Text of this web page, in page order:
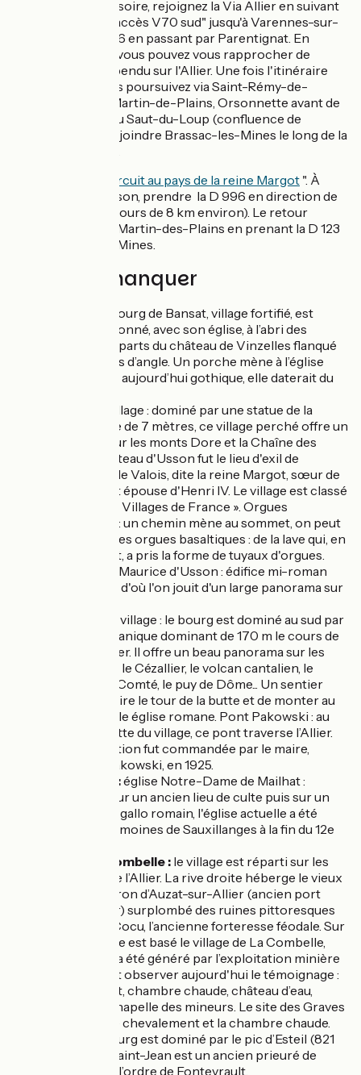
Si vous partez d'Issoire, rejoignez la Via Allier en suivant
la liaison balisée "accès V70 sud" jusqu'à Varennes-sur-
Usson par la D 996 en passant par Parentignat. En
traversant l'Allier vous pouvez vous rapprocher de
l'ancien pont suspendu sur l'Allier. Une fois l'itinéraire
vélo retrouvé vous poursuivez via Saint-Rémy-de-
Chargnat, Saint-Martin-de-Plains, Orsonnette avant de
traverser l'Allier au Saut-du-Loup (confluence de
l'Alagnon) pour rejoindre Brassac-les-Mines le long de la
Circuit au pays de la reine Margot ". À
Varennes-sur-Usson, prendre la D 996 en direction de
Parentignat (parcours de 8 km environ). Le retour
s’effectue à Saint-Martin-des-Plains en prenant la D 123
vers Brassac-les-Mines.
À ne pas manquer
le bourg de Bansat, village fortifié, est
encore cantonné, avec son église, à l’abri des
anciens remparts du château de Vinzelles flanqué
de trois tours d’angle. Un porche mène à l’église
Saint-Julien : aujourd’hui gothique, elle daterait du
le village : dominé par une statue de la
Vierge haute de 7 mètres, ce village perché offre un
panorama sur les monts Dore et la Chaîne des
Puys. Le château d'Usson fut le lieu d'exil de
Marguerite de Valois, dite la reine Margot, sœur de
Charles IX et épouse d'Henri IV. Le village est classé
« Plus Beaux Villages de France ». Orgues
volcaniques : un chemin mène au sommet, on peut
y observer des orgues basaltiques : de la lave qui, en
refroidissant, a pris la forme de tuyaux d'orgues.
Eglise Saint-Maurice d'Usson : édifice mi-roman
mi-gothique d'où l'on jouit d'un large panorama sur
le village : le bourg est dominé au sud par
un dyke volcanique dominant de 170 m le cours de
la rivière Allier. Il offre un beau panorama sur les
monts Dore, le Cézallier, le volcan cantalien, le
Livradois, la Comté, le puy de Dôme... Un sentier
permet de faire le tour de la butte et de monter au
sommet. Belle église romane. Pont Pakowski : au
pied de la butte du village, ce pont traverse l’Allier.
Sa construction fut commandée par le maire,
Monsieur Pakowski, en 1925.
Lamontgie :église Notre-Dame de Mailhat :
construite sur un ancien lieu de culte puis sur un
petit temple gallo romain, l'église actuelle a été
bâtie par les moines de Sauxillanges à la fin du 12e
Auzat-la-Combelle : le village est réparti sur les
deux rives de l’Allier. La rive droite héberge le vieux
bourg vigneron d’Auzat-sur-Allier (ancien port
charbonnier) surplombé des ruines pittoresques
du château Cocu, l’ancienne forteresse féodale. Sur
la rive gauche est basé le village de La Combelle,
dont l’essor a été généré par l’exploitation minière
dont on peut observer aujourd'hui le témoignage :
chevalement, chambre chaude, château d’eau,
infirmerie, chapelle des mineurs. Le site des Graves
rassemble le chevalement et la chambre chaude.
le bourg est dominé par le pic d’Esteil (821
m). L’église Saint-Jean est un ancien prieuré de
moniales de l’ordre de Fontevrault.